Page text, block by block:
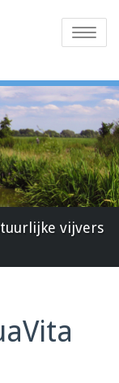
Toggle
vijvers